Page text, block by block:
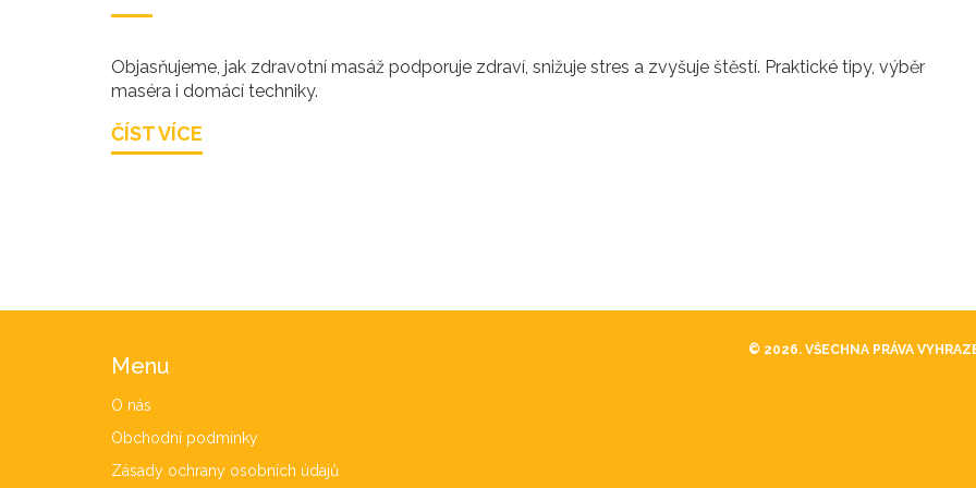
Objasňujeme, jak zdravotní masáž podporuje zdraví, snižuje stres a zvyšuje štěstí. Praktické tipy, výběr
maséra i domácí techniky.
ČÍST VÍCE
Menu
O nás
Obchodní podmínky
Zásady ochrany osobních údajů
© 2026. VŠECHNA PRÁVA